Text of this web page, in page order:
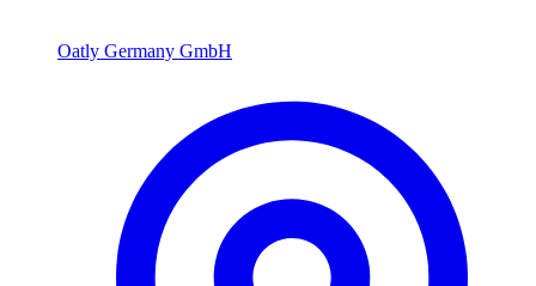
Oatly Germany GmbH